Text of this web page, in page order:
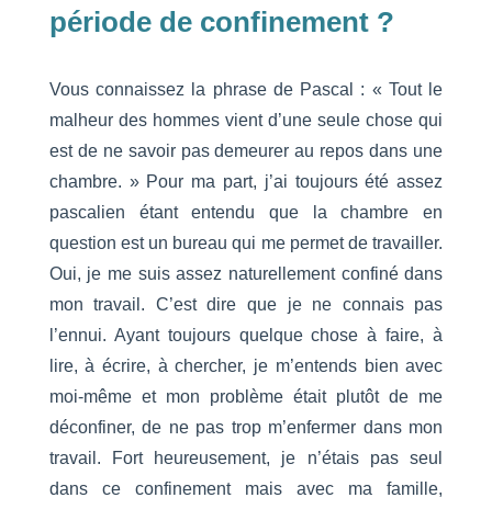
période de confinement ?
Vous connaissez la phrase de Pascal : « Tout le
malheur des hommes vient d’une seule chose qui
est de ne savoir pas demeurer au repos dans une
chambre. » Pour ma part, j’ai toujours été assez
pascalien étant entendu que la chambre en
question est un bureau qui me permet de travailler.
Oui, je me suis assez naturellement confiné dans
mon travail. C’est dire que je ne connais pas
l’ennui. Ayant toujours quelque chose à faire, à
lire, à écrire, à chercher, je m’entends bien avec
moi-même et mon problème était plutôt de me
déconfiner, de ne pas trop m’enfermer dans mon
travail. Fort heureusement, je n’étais pas seul
dans ce confinement mais avec ma famille,